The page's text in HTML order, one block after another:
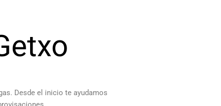
Desde el inicio te ayudamos